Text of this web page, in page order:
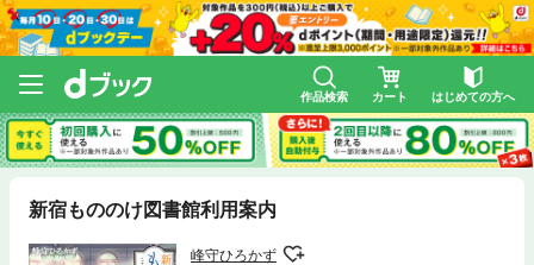
作品検索 カート はじめての方へ
新宿もののけ図書館利用案内
峰守ひろかず